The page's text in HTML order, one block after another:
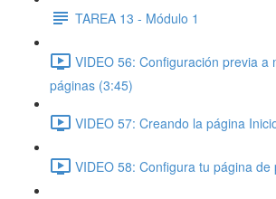
TAREA 13 - Módulo 1
VIDEO 56: Configuración previa a
páginas (3:45)
VIDEO 57: Creando la página
VIDEO 58: Configura tu página de